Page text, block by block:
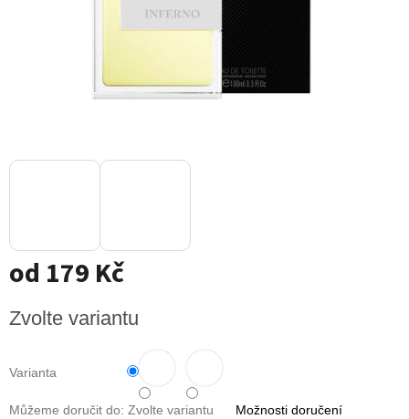
od 179 Kč
cena:
Zvolte variantu
Varianta
Můžeme doručit do: Zvolte variantu Možnosti doručení